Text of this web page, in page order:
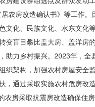
农房改造确认书》等工作
文化、民族文化、水东文化
变盲目攀比盖大房、盖洋
助力乡村振兴。2023年，
织架构，加强农村房屋安
，通过采取实施农村危房
农房采取抗震房改造确保住